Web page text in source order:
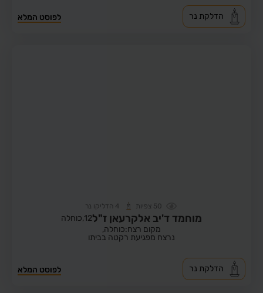
לפוסט המלא הדלקת נר
50 צפיות 4 הדליקו נר
מוחמד ד'יב אלקרעאן ז"ל12, כוחלה
מקום רצח:כוחלה,
נרצח מפגיעת רקטה בביתו
לפוסט המלא הדלקת נר